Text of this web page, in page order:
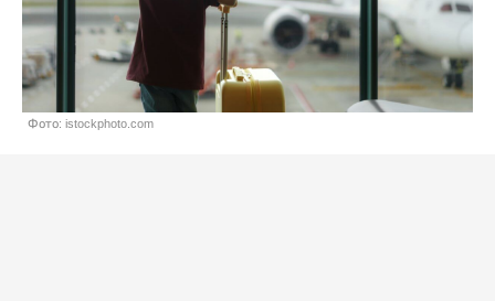
Фото: istockphoto.com